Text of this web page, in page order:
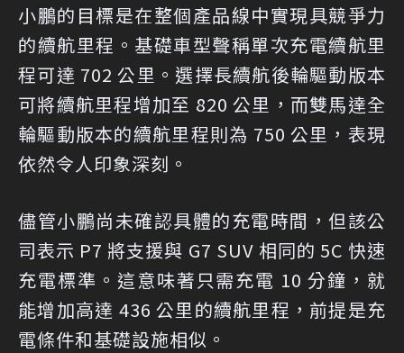
小鵬的目標是在整個產品線中實現具競爭力
的續航里程。基礎車型聲稱單次充電續航里
程可達 702 公里。選擇長續航後輪驅動版本
可將續航里程增加至 820 公里，而雙馬達全
輪驅動版本的續航里程則為 750 公里，表現
依然令人印象深刻。
儘管小鵬尚未確認具體的充電時間，但該公
司表示 P7 將支援與 G7 SUV 相同的 5C 快速
充電標準。這意味著只需充電 10 分鐘，就
能增加高達 436 公里的續航里程，前提是充
電條件和基礎設施相似。